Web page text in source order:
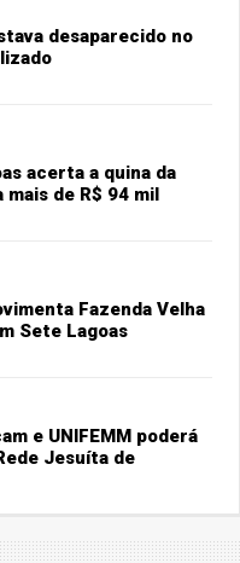
desaparecido no
acerta a quina da
mais de R$ 94 mil
Fazenda Velha
Sete Lagoas
e UNIFEMM poderá
Jesuíta de